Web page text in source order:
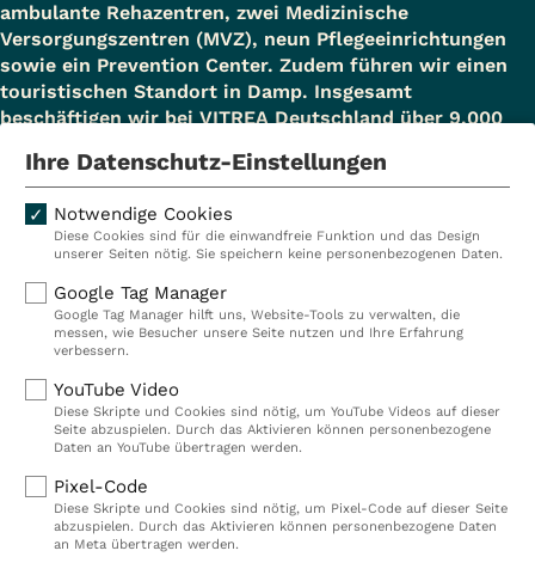
Darmkrebs und künstliche
Darmausgänge
Magenkrebs
Brustkrebs
Lymphatische Erkrankungen,
Plasmozytom, Leukämie
Tumore im Kopf- und Halsbereich
Ein besonderes Angebot stellt die
Schulung von begleitenden
Angehörigen dar.
Link zur Homepage:www.vitrea-
gesundheit.de/bergisch-land
Chronisch-entzündliche
Darmerkrankungen
Krankheiten des Verdauungssystems,
z. B. Zöliakie, Reizdarmsyndrom
Erkrankungen der Gallenblase, der
Gallenwege und des Pankreas
Erkrankungen des Magens
Zustände nach Operationen
Infektiöse Darmkrankheiten
Link zur Homepage:
gesundheit.de/lehmrade
Gudower Str. 10, 23883 Lehmrade
Schleswig-Holstein
T +49 4542 806-0, F +49 4542 806-
Link zur Homepage:www.vitrea-
gesundheit.de/rabenstein
Kurstraße 38-42, 63667 Nidda-Bad
Salzhausen
Hessen
T +49 6043 806-0, F +49 6043 806-
400
info@klinik-rabenstein.de
ambulante Rehazentren, zwei Medizinische
Versorgungszentren (MVZ), neun Pflegeeinrichtungen
sowie ein Prevention Center. Zudem führen wir einen
touristischen Standort in Damp. Insgesamt
beschäftigen wir bei VITREA Deutschland über 9.000
Kliniken
Ambulant
Reha
Prävention
Karriere
VITREA Deutschland
IMPRESSUM
HINWEISGEBERSYSTEM
AUFSICHTSBEHÖRDEN
Ihre Datenschutz-Einstellungen
Notwendige Cookies
Diese Cookies sind für die einwandfreie Funktion und das Design
unserer Seiten nötig. Sie speichern keine personenbezogenen Daten.
Google Tag Manager
Google Tag Manager hilft uns, Website-Tools zu verwalten, die
messen, wie Besucher unsere Seite nutzen und Ihre Erfahrung
verbessern.
YouTube Video
Diese Skripte und Cookies sind nötig, um YouTube Videos auf dieser
Seite abzuspielen. Durch das Aktivieren können personenbezogene
Daten an YouTube übertragen werden.
Pixel-Code
Diese Skripte und Cookies sind nötig, um Pixel-Code auf dieser Seite
abzuspielen. Durch das Aktivieren können personenbezogene Daten
an Meta übertragen werden.